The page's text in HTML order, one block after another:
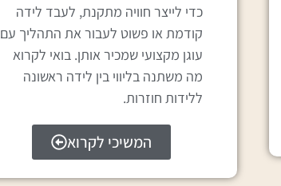
כדי לייצר חוויה מתקנת, לעבד לידה
קודמת או פשוט לעבור את התהליך עם
עוגן מקצועי שמכיר אותן. בואי לקרוא
מה משתנה בליווי בין לידה ראשונה
ללידות חוזרות.
המשיכי לקרוא